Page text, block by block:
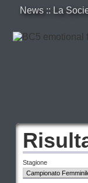
News :: La
Stagione